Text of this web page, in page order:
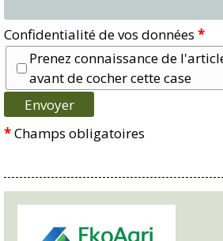
Confidentialité de vos données *
Prenez connaissance de
avant de cocher cette case
*Champs obligatoires